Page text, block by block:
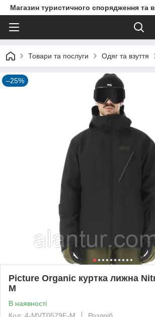
Магазин туристичного спорядження та
Товари та послуги Одяг та взуття
–25%
Picture Organic куртка лижна
M
В наявності
Код: 4-MVT0579F-M
Роздріб